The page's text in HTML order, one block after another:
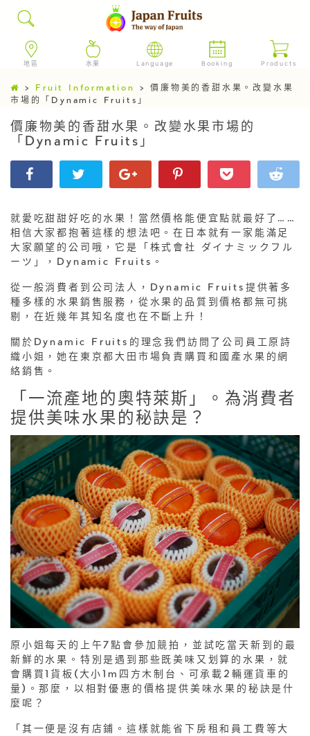
地區 水果 Language Booking Products
> Fruit Information >價廉物美的香甜水果。改變水果
市場的「Dynamic Fruits」
價廉物美的香甜水果。改變水果市場的
「Dynamic Fruits」
就愛吃甜甜好吃的水果！當然價格能便宜點就最好了……
相信大家都抱著這樣的想法吧。在日本就有一家能滿足
大家願望的公司哦，它是「株式會社 ダイナミックフル
ーツ」，Dynamic Fruits。
從一般消費者到公司法人，Dynamic Fruits提供著多
種多樣的水果銷售服務，從水果的品質到價格都無可挑
剔，在近幾年其知名度也在不斷上升！
關於Dynamic Fruits的理念我們訪問了公司員工原詩
織小姐，她在東京都大田市場負責購買和國產水果的網
絡銷售。
「一流產地的奧特萊斯」。為消費者
提供美味水果的秘訣是？
原小姐每天的上午7點會參加競拍，並試吃當天新到的最
新鮮的水果。特別是遇到那些既美味又划算的水果，就
會購買1貨板(大小1m四方木制台、可承載2輛運貨車的
量)。那麼，以相對優惠的價格提供美味水果的秘訣是什
麼呢？
「其一便是沒有店鋪。這樣就能省下房租和員工費等大